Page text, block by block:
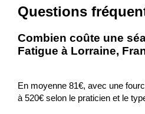
Questions
Combien coûte une
Fatigue à Lorraine,
En moyenne 81€, avec une
à 520€ selon le praticien et le